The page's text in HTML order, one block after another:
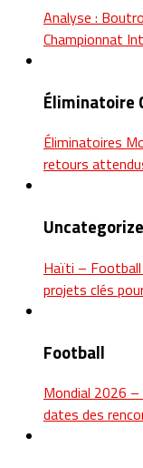
Analyse :
Championnat
Éliminatoire
Éliminatoires
retours
Haïti – Football
projets clés
Football
Mondial 2026 –
dates des